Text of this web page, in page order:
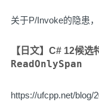
关于P/Invoke的隐患
【日文】C# 12候选
ReadOnlySpan
https://ufcpp.net/blog/